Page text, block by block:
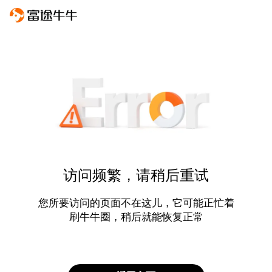
访问频繁，请稍后重试
您所要访问的页面不在这儿，它可能正忙着
刷牛牛圈，稍后就能恢复正常